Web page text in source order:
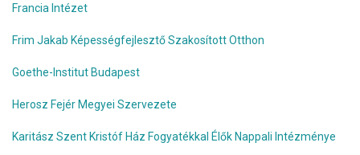
Francia Intézet
Frim Jakab Képességfejlesztő Szakosított Otthon
Goethe-Institut Budapest
Herosz Fejér Megyei Szervezete
Karitász Szent Kristóf Ház Fogyatékkal Élők Nappali Intézménye